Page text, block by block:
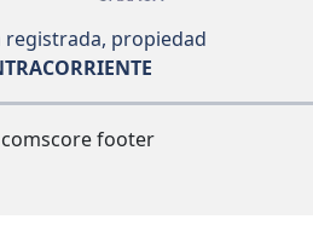
registrada, propiedad